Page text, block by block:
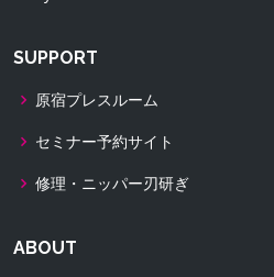
SUPPORT
原宿プレスルーム
セミナー予約サイト
修理・ニッパー刃研ぎ
ABOUT